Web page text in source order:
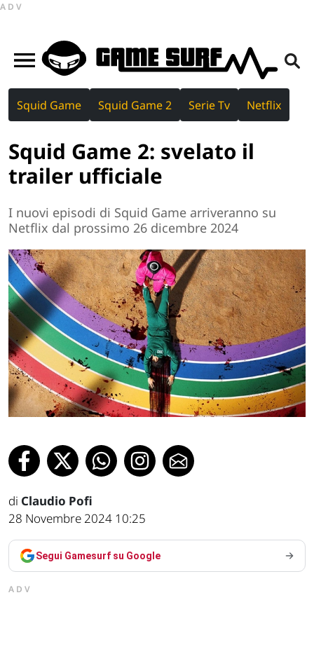
ADV
Squid Game Squid Game 2 Serie Tv Netflix
Squid Game 2: svelato il
trailer ufficiale
I nuovi episodi di Squid Game arriveranno su
Netflix dal prossimo 26 dicembre 2024
di Claudio Pofi
28 Novembre 2024 10:25
Segui Gamesurf su Google
ADV